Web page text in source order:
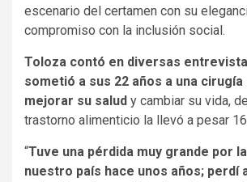
escenario del certamen con su
compromiso con la inclusión social.
Toloza contó en diversas
sometió a sus 22 años a una
mejorar su salud y cambiar su vida,
trastorno alimenticio la llevó a pesar
“Tuve una pérdida muy grande por
nuestro país hace unos años; perdí